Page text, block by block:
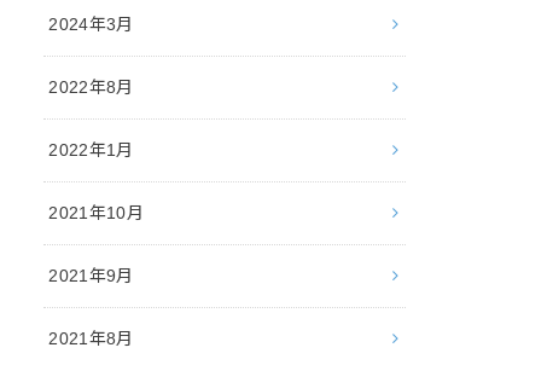
2024年3月
2022年8月
2022年1月
2021年10月
2021年9月
2021年8月